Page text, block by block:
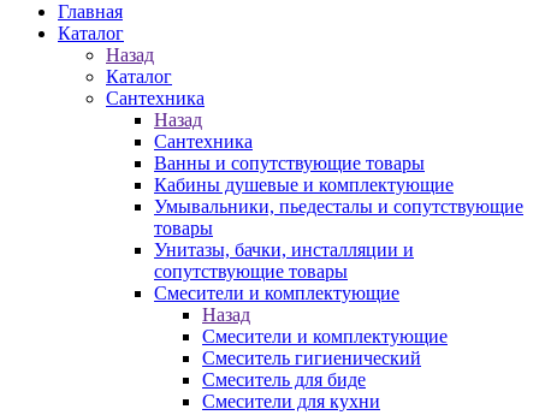
Главная
Каталог
Назад
Каталог
Сантехника
Назад
Сантехника
Ванны и сопутствующие товары
Кабины душевые и комплектующие
Умывальники, пьедесталы и сопутствующие
товары
Унитазы, бачки, инсталляции и
сопутствующие товары
Смесители и комплектующие
Назад
Смесители и комплектующие
Смеситель гигиенический
Смеситель для биде
Смесители для кухни